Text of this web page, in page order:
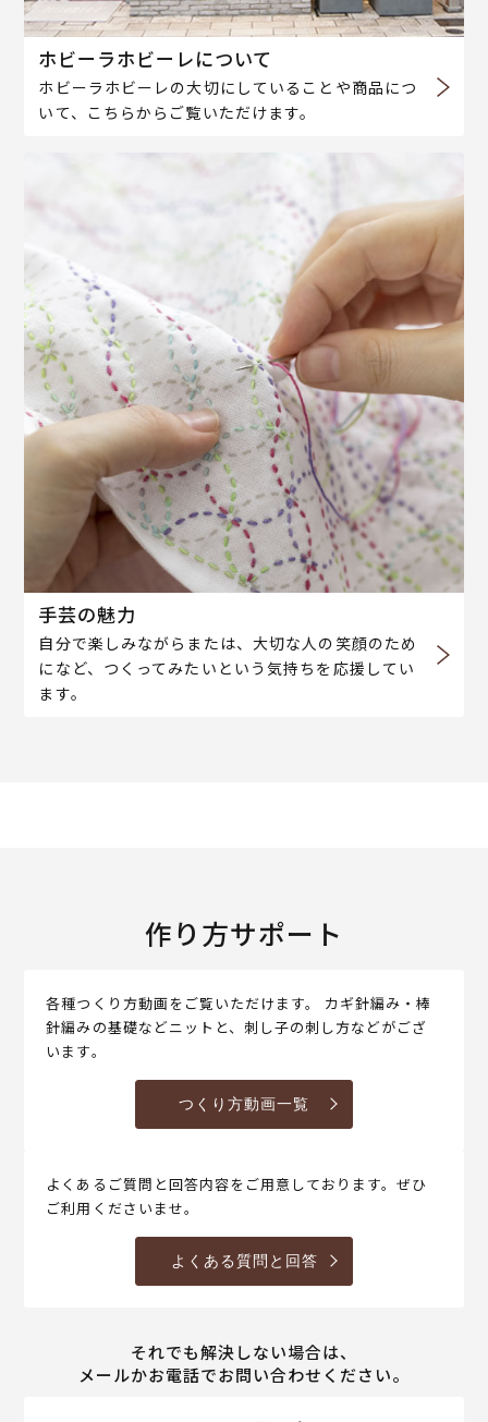
ホビーラホビーレについて
ホビーラホビーレの大切にしていることや商品につ
いて、こちらからご覧いただけます。
手芸の魅力
自分で楽しみながらまたは、大切な人の笑顔のため
になど、つくってみたいという気持ちを応援してい
ます。
作り方サポート
各種つくり方動画をご覧いただけます。 カギ針編み・棒
針編みの基礎などニットと、刺し子の刺し方などがござ
います。
つくり方動画一覧
よくあるご質問と回答内容をご用意しております。ぜひ
ご利用くださいませ。
よくある質問と回答
それでも解決しない場合は、
メールかお電話でお問い合わせください。